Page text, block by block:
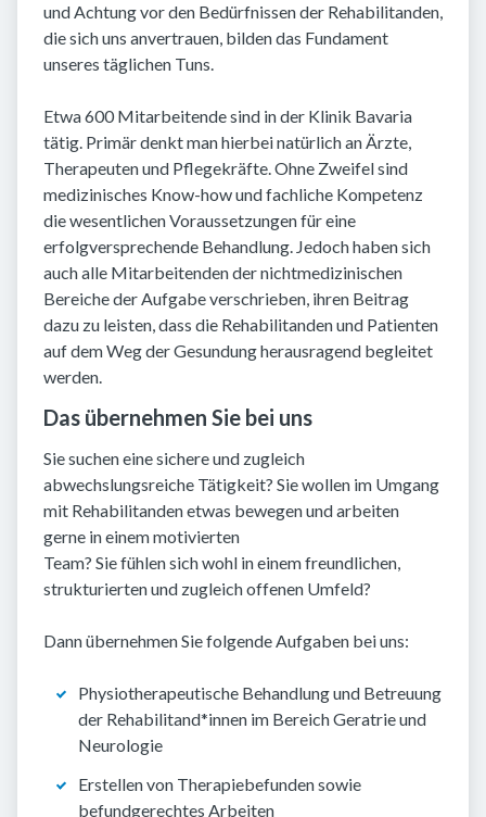
und Achtung vor den Bedürfnissen der Rehabilitanden,
die sich uns anvertrauen, bilden das Fundament
unseres täglichen Tuns.
Etwa 600 Mitarbeitende sind in der Klinik Bavaria
tätig. Primär denkt man hierbei natürlich an Ärzte,
Therapeuten und Pflegekräfte. Ohne Zweifel sind
medizinisches Know-how und fachliche Kompetenz
die wesentlichen Voraussetzungen für eine
erfolgversprechende Behandlung. Jedoch haben sich
auch alle Mitarbeitenden der nichtmedizinischen
Bereiche der Aufgabe verschrieben, ihren Beitrag
dazu zu leisten, dass die Rehabilitanden und Patienten
auf dem Weg der Gesundung herausragend begleitet
werden.
Das übernehmen Sie bei uns
Sie suchen eine sichere und zugleich
abwechslungsreiche Tätigkeit? Sie wollen im Umgang
mit Rehabilitanden etwas bewegen und arbeiten
gerne in einem motivierten
Team? Sie fühlen sich wohl in einem freundlichen,
strukturierten und zugleich offenen Umfeld?
Dann übernehmen Sie folgende Aufgaben bei uns:
Physiotherapeutische Behandlung und Betreuung
der Rehabilitand*innen im Bereich Geratrie und
Neurologie
Erstellen von Therapiebefunden sowie
befundgerechtes Arbeiten